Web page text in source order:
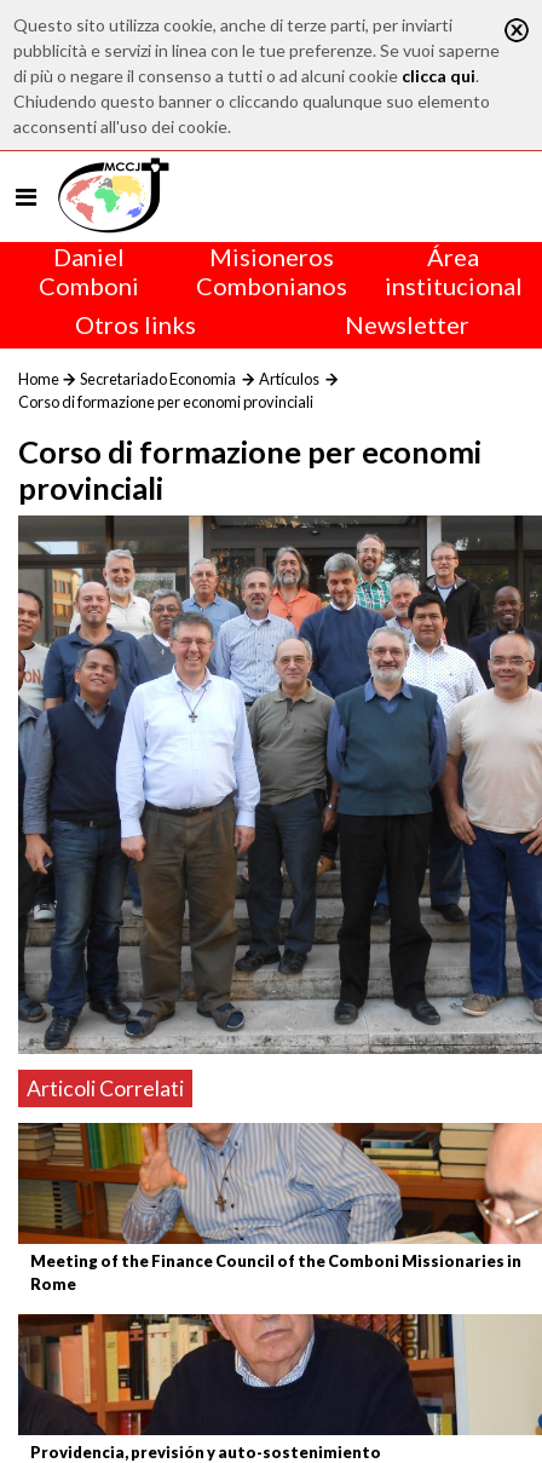
Questo sito utilizza cookie, anche di terze parti, per inviarti
pubblicità e servizi in linea con le tue preferenze. Se vuoi saperne
di più o negare il consenso a tutti o ad alcuni cookie clicca qui.
Chiudendo questo banner o cliccando qualunque suo elemento
acconsenti all'uso dei cookie.
Daniel
Comboni
Misioneros
Combonianos
Área
institucional
Otros links
Newsletter
Home Secretariado Economia
Artículos
Corso di formazione per economi provinciali
Corso di formazione per economi
provinciali
Articoli Correlati
Meeting of the Finance Council of the Comboni Missionaries in
Rome
Providencia, previsión y auto-sostenimiento